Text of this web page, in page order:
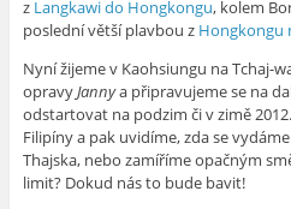
z Langkawi do Hongkongu, kolem
poslední větší plavbou z Hongkongu
Nyní žijeme v Kaohsiungu na Tchaj-
opravyJannya připravujeme se na
odstartovat na podzim či v zimě
Filipíny a pak uvidíme, zda se
Thajska, nebo zamíříme opačným
limit? Dokud nás to bude bavit!